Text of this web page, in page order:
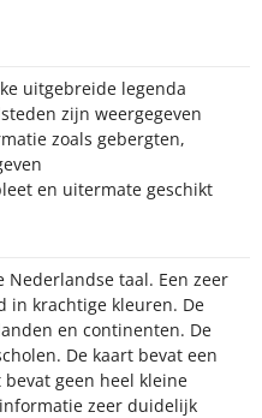
legenda
zijn weergegeven
zoals gebergten,
en uitermate geschikt
taal. Een zeer
kleuren. De basis van
De kaart is uitermate
een heel duidelijke legenda.
waardoor de afgedrukte